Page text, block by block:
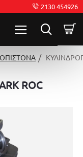
2130 454926
ROC